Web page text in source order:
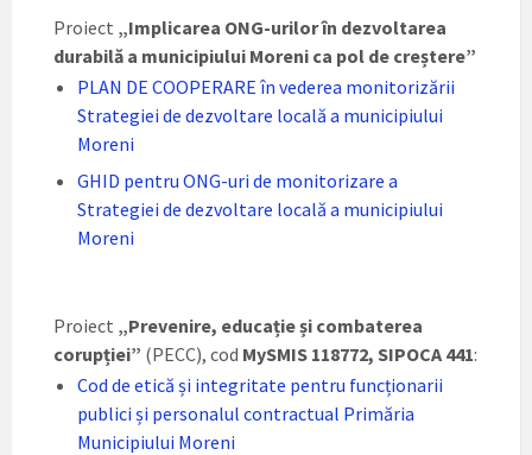
Proiect „Implicarea ONG-urilor în dezvoltarea
durabilă a municipiului Moreni ca pol de creștere”
PLAN DE COOPERARE în vederea monitorizării
Strategiei de dezvoltare locală a municipiului
Moreni
GHID pentru ONG-uri de monitorizare a
Strategiei de dezvoltare locală a municipiului
Moreni
Proiect „Prevenire, educație și combaterea
corupției” (PECC), cod MySMIS 118772, SIPOCA 441:
Cod de etică și integritate pentru funcționarii
publici și personalul contractual Primăria
Municipiului Moreni